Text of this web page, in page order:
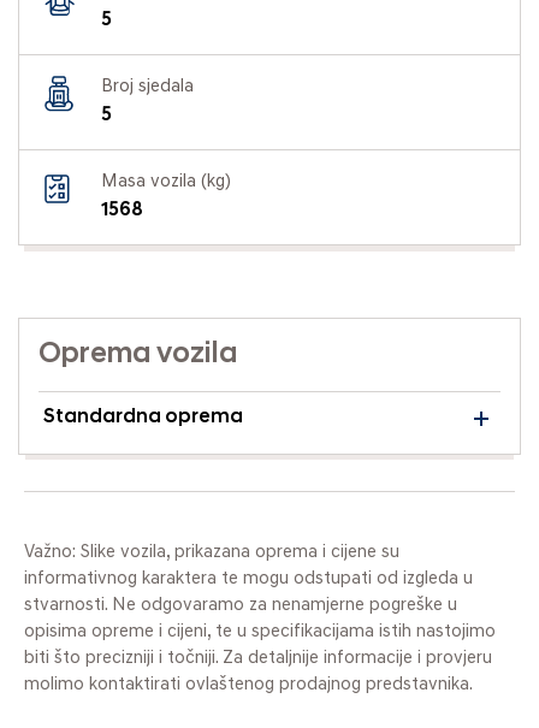
5
Broj sjedala
5
Masa vozila (kg)
1568
Oprema vozila
Standardna oprema
Važno: Slike vozila, prikazana oprema i cijene su
informativnog karaktera te mogu odstupati od izgleda u
stvarnosti. Ne odgovaramo za nenamjerne pogreške u
opisima opreme i cijeni, te u specifikacijama istih nastojimo
biti što precizniji i točniji. Za detaljnije informacije i provjeru
molimo kontaktirati ovlaštenog prodajnog predstavnika.